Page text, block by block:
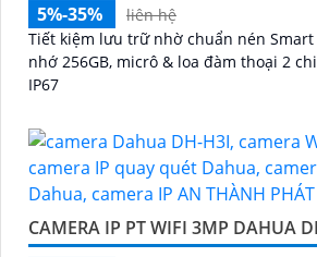
5%-35%
liên hệ
Tiết kiệm lưu trữ nhờ chuẩn nén Smart
nhớ 256GB, micrô & loa đàm thoại 2
IP67
CAMERA IP PT WIFI 3MP DAHUA